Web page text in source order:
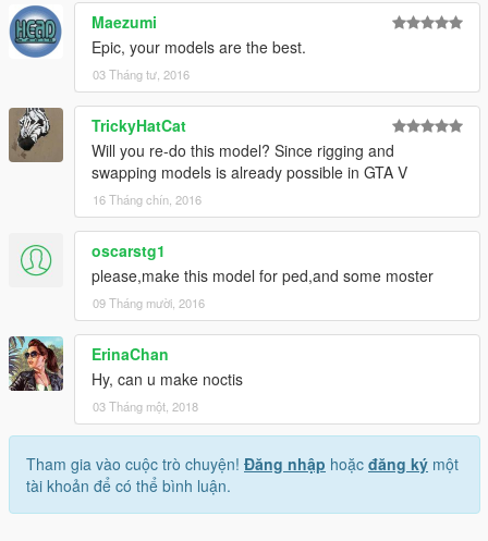
Maezumi
Epic, your models are the best.
03 Tháng tư, 2016
TrickyHatCat
Will you re-do this model? Since rigging and
swapping models is already possible in GTA V
16 Tháng chín, 2016
oscarstg1
please,make this model for ped,and some moster
09 Tháng mười, 2016
ErinaChan
Hy, can u make noctis
03 Tháng một, 2018
Tham gia vào cuộc trò chuyện! Đăng nhập hoặc đăng ký một
tài khoản để có thể bình luận.